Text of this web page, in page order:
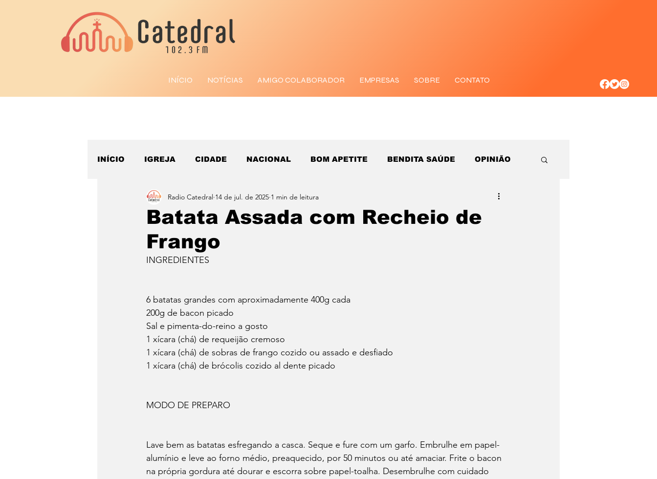
INÍCIO NOTÍCIAS AMIGO COLABORADOR EMPRESAS SOBRE CONTATO
INÍCIO IGREJA CIDADE NACIONAL BOM APETITE BENDITA SAÚDE OPINIÃO
ESPORTE
Batata Assada com Recheio de
Frango
Radio Catedral 14 de jul. de 2025 1 min de leitura
INGREDIENTES
6 batatas grandes com aproximadamente 400g cada
200g de bacon picado
Sal e pimenta-do-reino a gosto
1 xícara (chá) de requeijão cremoso
1 xícara (chá) de sobras de frango cozido ou assado e desfiado
1 xícara (chá) de brócolis cozido al dente picado
MODO DE PREPARO
Lave bem as batatas esfregando a casca. Seque e fure com um garfo. Embrulhe em papel-
alumínio e leve ao forno médio, preaquecido, por 50 minutos ou até amaciar. Frite o bacon
na própria gordura até dourar e escorra sobre papel-toalha. Desembrulhe com cuidado